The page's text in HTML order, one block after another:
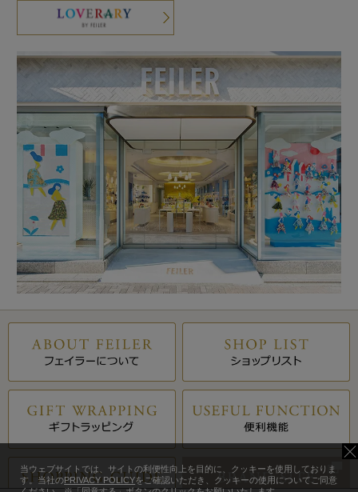
当ウェブサイトでは、サイトの利便性向上を目的に、クッキーを使用しておりま
す。当社のPRIVACY POLICYをご確認いただき、クッキーの使用についてご同意